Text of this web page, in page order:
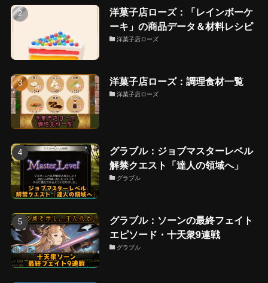
洋菓子店ローズ：「レインボーケ
ーキ」の商品データ＆材料レシピ
洋菓子店ローズ
洋菓子店ローズ：調理食材一覧
洋菓子店ローズ
グラブル：ジョブマスターレベル
解禁クエスト「達人の領域へ」
グラブル
グラブル：ソーンの最終フェイト
エピソード・十天衆9連戦
グラブル